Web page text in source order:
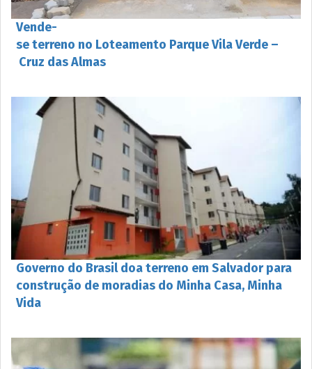
Vende-
se terreno no Loteamento Parque Vila Verde –
Cruz das Almas
Governo do Brasil doa terreno em Salvador para
construção de moradias do Minha Casa, Minha
Vida